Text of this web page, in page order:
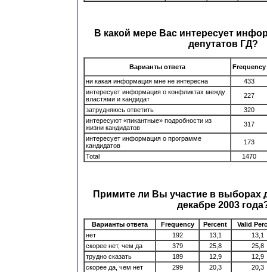
В какой мере Вас интересует
депутатов ГД?
Варианты ответа
Frequency
ни какая информация мне не интересна
433
интересует информация о конфликтах между
властями и кандидат
227
затрудняюсь ответить
320
интересуют «пикантные» подробности из
жизни кандидатов
317
интересует информация о программе
кандидатов
173
Total
1470
Примите ли Вы участие в выборах
декабре 2003
Варианты ответа Frequency Percent
Valid
нет
192 13,1
13,1
скорее нет, чем да
379 25,8
25,8
трудно сказать
189 12,9
12,9
скорее да, чем нет
299 20,3
20,3